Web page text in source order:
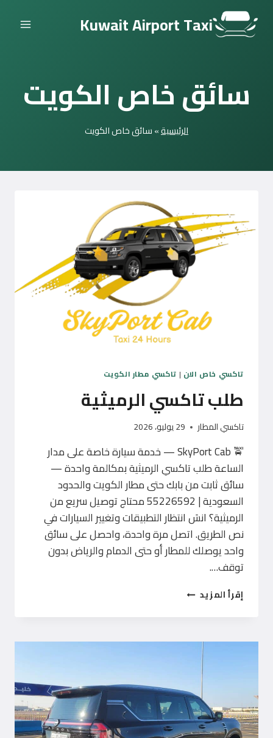
التجاوز
المحتوى
Kuwait Airport Taxi
سائق خاص الكويت
الرئيسية»سائق خاص الكويت
تاكسي خاص الان | تاكسي مطار الكويت
طلب تاكسي الرميثية
تاكسي المطار 29 يوليو، 2026
🚖 SkyPort Cab — خدمة سيارة خاصة على مدار
الساعة طلب تاكسي الرميثية بمكالمة واحدة —
سائق ثابت من بابك حتى مطار الكويت والحدود
السعودية | 55226592 محتاج توصيل سريع من
الرميثية؟ انسَ انتظار التطبيقات وتغيير السيارات في
نص الطريق. اتصل مرة واحدة، واحصل على سائق
واحد يوصلك للمطار أو حتى الدمام والرياض بدون
توقف….
إقرأ المزيد طلب